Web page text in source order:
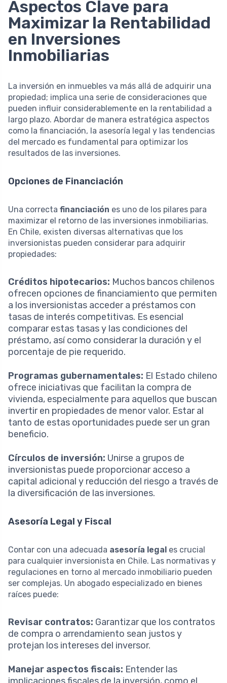
Aspectos Clave para
Maximizar la Rentabilidad
en Inversiones
Inmobiliarias
La inversión en inmuebles va más allá de adquirir una
propiedad; implica una serie de consideraciones que
pueden influir considerablemente en la rentabilidad a
largo plazo. Abordar de manera estratégica aspectos
como la financiación, la asesoría legal y las tendencias
del mercado es fundamental para optimizar los
resultados de las inversiones.
Opciones de Financiación
Una correcta financiación es uno de los pilares para
maximizar el retorno de las inversiones inmobiliarias.
En Chile, existen diversas alternativas que los
inversionistas pueden considerar para adquirir
propiedades:
Créditos hipotecarios: Muchos bancos chilenos
ofrecen opciones de financiamiento que permiten
a los inversionistas acceder a préstamos con
tasas de interés competitivas. Es esencial
comparar estas tasas y las condiciones del
préstamo, así como considerar la duración y el
porcentaje de pie requerido.
Programas gubernamentales: El Estado chileno
ofrece iniciativas que facilitan la compra de
vivienda, especialmente para aquellos que buscan
invertir en propiedades de menor valor. Estar al
tanto de estas oportunidades puede ser un gran
beneficio.
Círculos de inversión: Unirse a grupos de
inversionistas puede proporcionar acceso a
capital adicional y reducción del riesgo a través de
la diversificación de las inversiones.
Asesoría Legal y Fiscal
Contar con una adecuada asesoría legal es crucial
para cualquier inversionista en Chile. Las normativas y
regulaciones en torno al mercado inmobiliario pueden
ser complejas. Un abogado especializado en bienes
raíces puede:
Revisar contratos: Garantizar que los contratos
de compra o arrendamiento sean justos y
protejan los intereses del inversor.
Manejar aspectos fiscais: Entender las